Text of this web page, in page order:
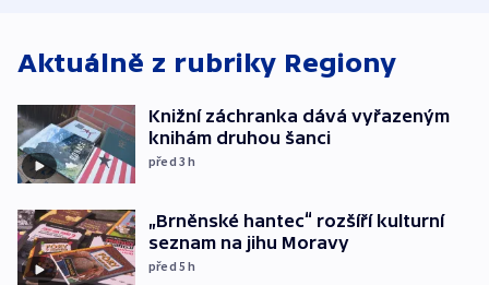
Aktuálně z rubriky Regiony
Knižní záchranka dává vyřazeným
knihám druhou šanci
před 3h
„Brněnské hantec“ rozšíří kulturní
seznam na jihu Moravy
před 5h